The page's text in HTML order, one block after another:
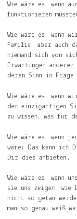
Indien
Deutschland.
Mehr
erfährst
keine
Wie wäre es, wenn
funktionieren
Wie wäre es, wenn
Familie, aber auch
niemand sich von
Erwartungen
deren Sinn in Frage
Wie wäre es, wenn
den einzigartigen
zu wissen, was für
Wie wäre es, wenn
wäre: Das kann ich
Dir dies anbieten.
Wie wäre es, wenn
sie uns zeigen, wie
nicht so getan
man so genau weiß